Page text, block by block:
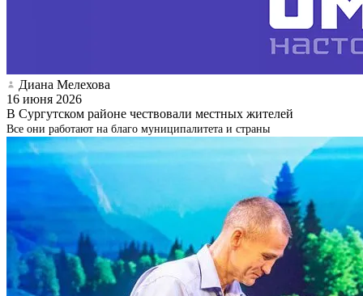
Диана Мелехова
16 июня 2026
В Сургутском районе чествовали местных жителей
Все они работают на благо муниципалитета и страны